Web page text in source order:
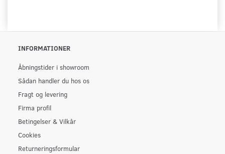
INFORMATIONER
Åbningstider i showroom
Sådan handler du hos os
Fragt og levering
Firma profil
Betingelser & Vilkår
Cookies
Returneringsformular